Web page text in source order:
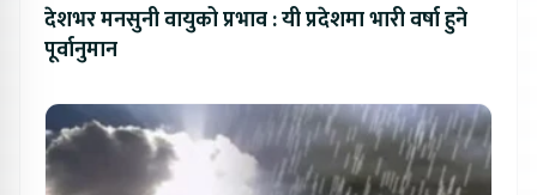
देशभर मनसुनी वायुको प्रभाव : यी प्रदेशमा भारी वर्षा हुने
पूर्वानुमान